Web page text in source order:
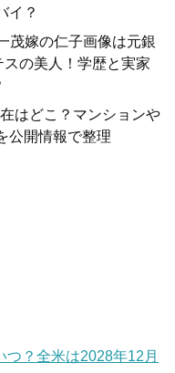
イ？
茂嫁の仁子画像は元銀
スの美人！学歴と実家
はどこ？マンションや
公開情報で整理
？全米は2028年12月